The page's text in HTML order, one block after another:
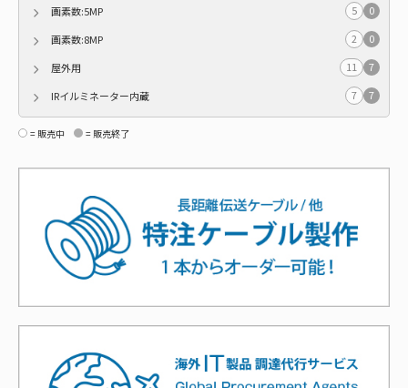
画素数:5MP
5
0
画素数:8MP
2
0
屋外用
11
7
IRイルミネーター内蔵
7 7
= 販売中 = 販売終了